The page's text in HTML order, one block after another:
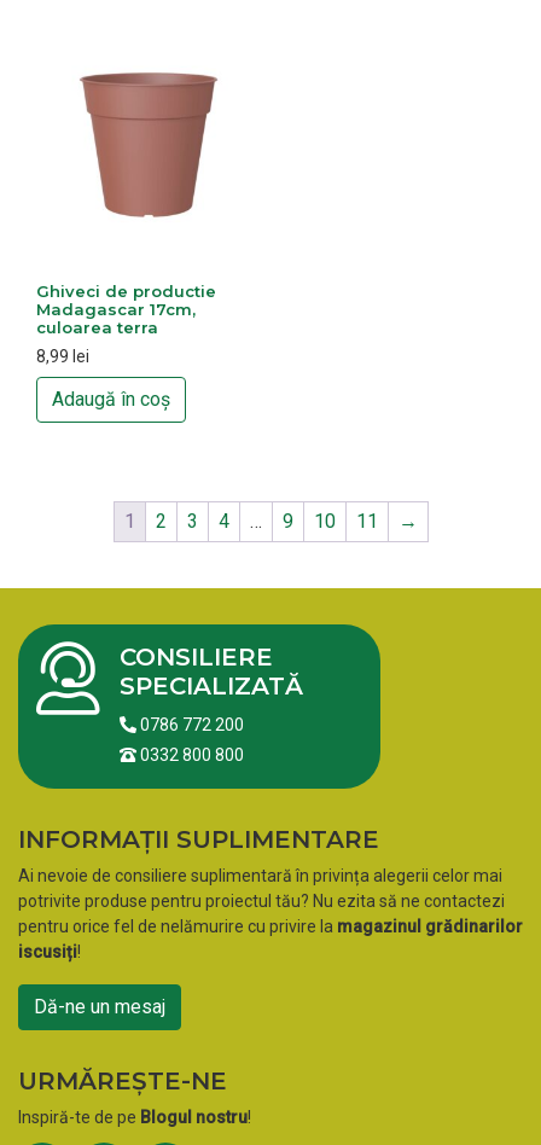
Ghiveci de productie
Madagascar 17cm,
culoarea terra
8,99 lei
Adaugă în coș
1 2 3 4 … 9 10 11 →
CONSILIERE
SPECIALIZATĂ
0786 772 200
0332 800 800
INFORMAȚII SUPLIMENTARE
Ai nevoie de consiliere suplimentară în privința alegerii celor mai
potrivite produse pentru proiectul tău? Nu ezita să ne contactezi
pentru orice fel de nelămurire cu privire la magazinul grădinarilor
iscusiți!
Dă-ne un mesaj
URMĂREȘTE-NE
Inspiră-te de pe Blogul nostru!